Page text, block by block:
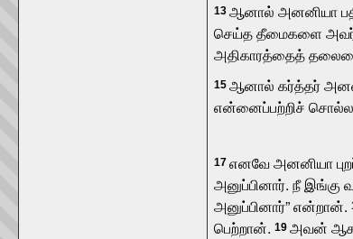
13 ஆனால் அனனியா
செய்த தீமைகளை
அதிகாரத்தைத்
15 ஆனால் கர்த்தர்
என்னைப்பற்றிச்
17 எனவே அனனியா
அனுப்பினார். நீ இங்கு
அனுப்பினார்” என்றான்.
பெற்றான். 19 அவன்